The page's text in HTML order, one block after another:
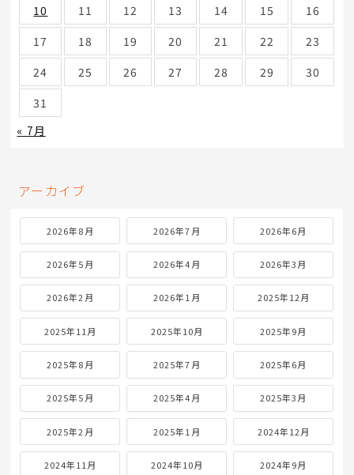
10
11 12 13 14 15
16
17
18 19 20 21 22
23
24
25 26 27 28 29
30
31
« 7月
アーカイブ
2026年8月 2026年7月 2026年6月
2026年5月 2026年4月 2026年3月
2026年2月 2026年1月 2025年12月
2025年11月 2025年10月 2025年9月
2025年8月 2025年7月 2025年6月
2025年5月 2025年4月 2025年3月
2025年2月 2025年1月 2024年12月
2024年11月 2024年10月 2024年9月